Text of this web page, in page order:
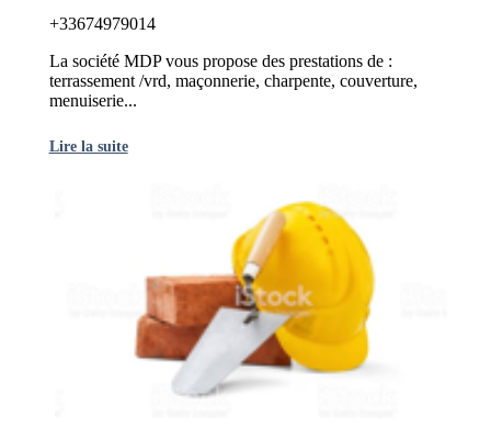
+33674979014
La société MDP vous propose des prestations de :
terrassement /vrd, maçonnerie, charpente, couverture,
menuiserie...
Lire la suite